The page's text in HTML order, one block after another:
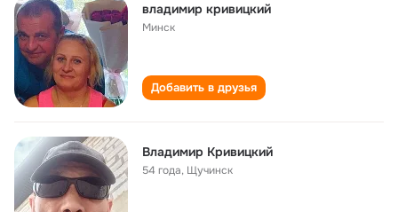
владимир кривицкий
Минск
Добавить в друзья
Владимир Кривицкий
54 года, Щучинск